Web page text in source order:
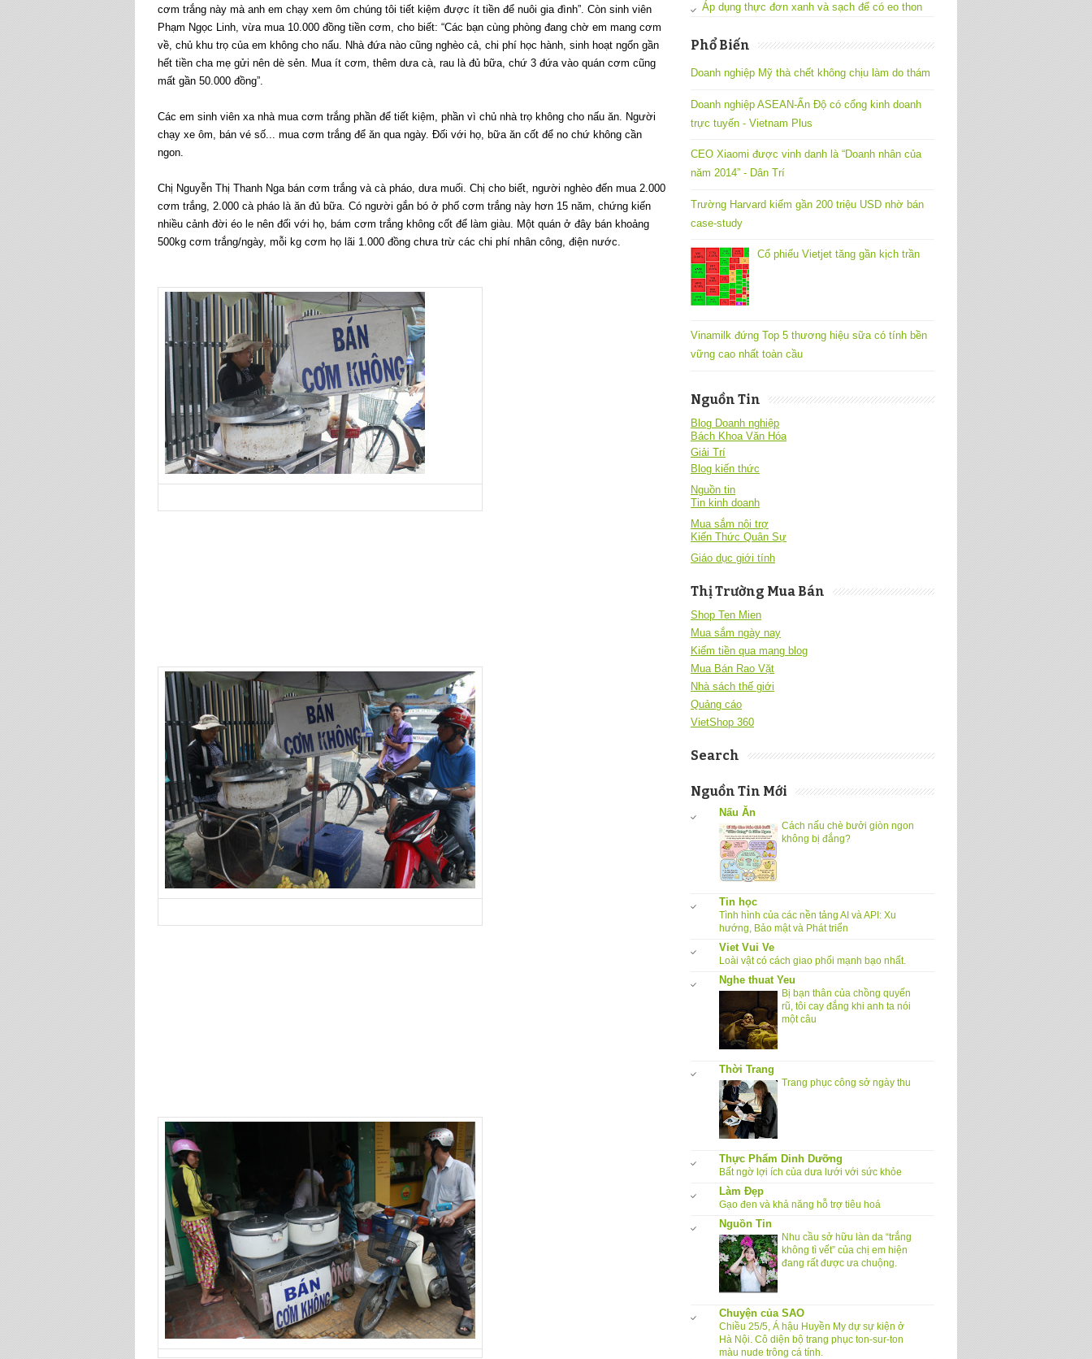
cơm trắng này mà anh em chạy xem ôm chúng tôi tiết kiệm được ít tiền để nuôi gia đình”. Còn sinh viên
Phạm Ngọc Linh, vừa mua 10.000 đồng tiền cơm, cho biết: “Các bạn cùng phòng đang chờ em mang cơm
về, chủ khu trọ của em không cho nấu. Nhà đứa nào cũng nghèo cả, chi phí học hành, sinh hoạt ngốn gần
hết tiền cha mẹ gửi nên dè sẻn. Mua ít cơm, thêm dưa cà, rau là đủ bữa, chứ 3 đứa vào quán cơm cũng
mất gần 50.000 đồng”.
Các em sinh viên xa nhà mua cơm trắng phần để tiết kiệm, phần vì chủ nhà trọ không cho nấu ăn. Người
chạy xe ôm, bán vé số... mua cơm trắng để ăn qua ngày. Đối với họ, bữa ăn cốt để no chứ không cần
ngon.
Chị Nguyễn Thị Thanh Nga bán cơm trắng và cà pháo, dưa muối. Chị cho biết, người nghèo đến mua 2.000
cơm trắng, 2.000 cà pháo là ăn đủ bữa. Có người gắn bó ở phố cơm trắng này hơn 15 năm, chứng kiến
nhiều cảnh đời éo le nên đối với họ, bám cơm trắng không cốt để làm giàu. Một quán ở đây bán khoảng
500kg cơm trắng/ngày, mỗi kg cơm họ lãi 1.000 đồng chưa trừ các chi phí nhân công, điện nước.
Áp dụng thực đơn xanh và sạch để có eo thon
Phổ Biến
Doanh nghiệp Mỹ thà chết không chịu làm do thám
Doanh nghiệp ASEAN-Ấn Độ có cổng kinh doanh
trực tuyến - Vietnam Plus
CEO Xiaomi được vinh danh là “Doanh nhân của
năm 2014” - Dân Trí
Trường Harvard kiếm gần 200 triệu USD nhờ bán
case-study
Cổ phiếu Vietjet tăng gần kịch trần
Vinamilk đứng Top 5 thương hiệu sữa có tính bền
vững cao nhất toàn cầu
Nguồn Tin
Blog Doanh nghiệp
Bách Khoa Văn Hóa
Giải Trí
Blog kiến thức
Nguồn tin
Tin kinh doanh
Mua sắm nội trợ
Kiến Thức Quân Sự
Giáo dục giới tính
Thị Trường Mua Bán
Shop Ten Mien
Mua sắm ngày nay
Kiếm tiền qua mạng blog
Mua Bán Rao Vặt
Nhà sách thế giới
Quảng cáo
VietShop 360
Search
Nguồn Tin Mới
Nấu Ăn
Cách nấu chè bưởi giòn ngon
không bị đắng?
Tin học
Tình hình của các nền tảng AI và API: Xu
hướng, Bảo mật và Phát triển
Viet Vui Ve
Loài vật có cách giao phối mạnh bạo nhất.
Nghe thuat Yeu
Bị bạn thân của chồng quyến
rũ, tôi cay đắng khi anh ta nói
một câu
Thời Trang
Trang phục công sở ngày thu
Thực Phẩm Dinh Dưỡng
Bất ngờ lợi ích của dưa lưới với sức khỏe
Làm Đẹp
Gạo đen và khả năng hỗ trợ tiêu hoá
Nguồn Tin
Nhu cầu sở hữu làn da “trắng
không tì vết” của chị em hiện
đang rất được ưa chuộng.
Chuyện của SAO
Chiều 25/5, Á hậu Huyền My dự sự kiện ở
Hà Nội. Cô diện bộ trang phục ton-sur-ton
màu nude trông cá tính.